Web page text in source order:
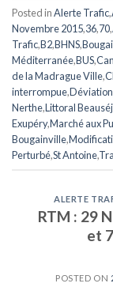
Posted inAlerte Trafic,
Novembre 2015,36,70,
Trafic,B2,BHNS,
Méditerranée,BUS,
de la Madrague Ville,
interrompue,Déviation
Nerthe,Littoral
Exupéry,Marché aux
Bougainville,
Perturbé,St Antoine,
ALERTE
RTM : 29
et
POSTED ON